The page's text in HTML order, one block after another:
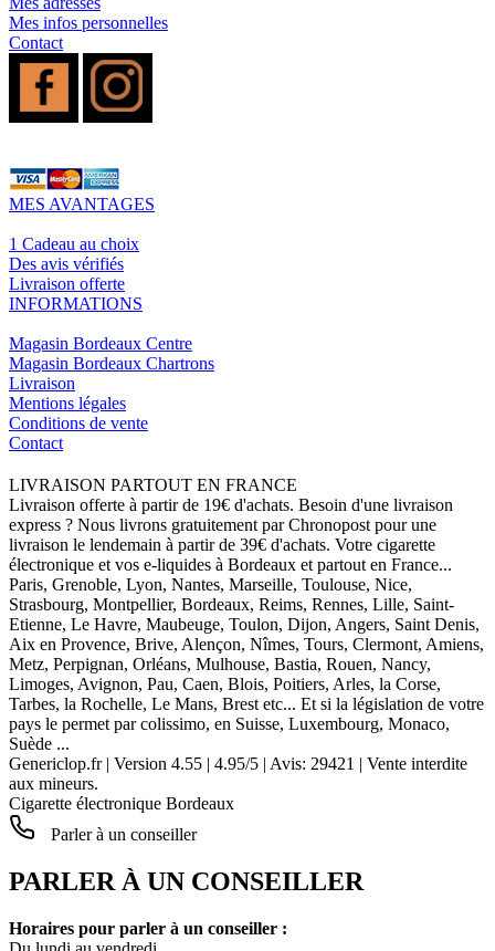
Mes infos personnelles
Contact
MES AVANTAGES
1 Cadeau au choix
Des avis vérifiés
Livraison offerte
INFORMATIONS
Magasin Bordeaux Centre
Magasin Bordeaux Chartrons
Livraison
Mentions légales
Conditions de vente
Contact
LIVRAISON PARTOUT EN FRANCE
Livraison offerte à partir de 19€ d'achats. Besoin d'une livraison
express ? Nous livrons gratuitement par Chronopost pour une
livraison le lendemain à partir de 39€ d'achats. Votre cigarette
électronique et vos e-liquides à Bordeaux et partout en France...
Paris, Grenoble, Lyon, Nantes, Marseille, Toulouse, Nice,
Strasbourg, Montpellier, Bordeaux, Reims, Rennes, Lille, Saint-
Etienne, Le Havre, Maubeuge, Toulon, Dijon, Angers, Saint Denis,
Aix en Provence, Brive, Alençon, Nîmes, Tours, Clermont, Amiens,
Metz, Perpignan, Orléans, Mulhouse, Bastia, Rouen, Nancy,
Limoges, Avignon, Pau, Caen, Blois, Poitiers, Arles, la Corse,
Tarbes, la Rochelle, Le Mans, Brest etc... Et si la législation de votre
pays le permet par colissimo, en Suisse, Luxembourg, Monaco,
Suède ...
Genericlop.fr| Version 4.55 | 4.95/5 | Avis: 29421 | Vente interdite
aux mineurs.
Cigarette électronique Bordeaux
Parler à un conseiller
PARLER À UN CONSEILLER
Horaires pour parler à un conseiller :